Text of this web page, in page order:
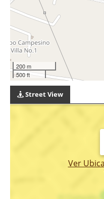
200 m
500 ft
Street View
Ver